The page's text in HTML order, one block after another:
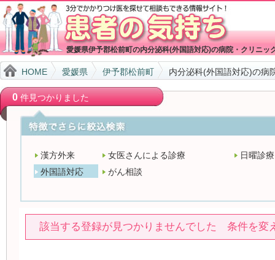
愛媛県伊予郡松前町の内分泌科(外国語対応)の病院・クリニッ
HOME 愛媛県 伊予郡松前町 内分泌科(外国語対応)の病
0件見つかりました
漢方外来 女医さんによる診療
日曜診療
外国語対応
がん相談
該当する登録が見つかりませんでした 条件を